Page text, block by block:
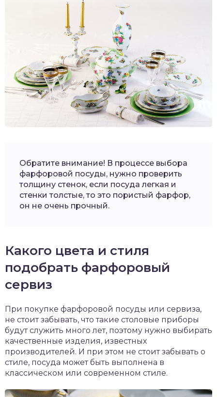
Обратите внимание! В процессе выбора
фарфоровой посуды, нужно проверить
толщину стенок, если посуда легкая и
стенки толстые, то это пористый фарфор,
он не очень прочный.
Какого цвета и стиля
подобрать фарфоровый
сервиз
При покупке фарфоровой посуды или сервиза,
не стоит забывать, что такие столовые приборы
будут служить много лет, поэтому нужно выбирать
качественные изделия, известных
производителей. И при этом не стоит забывать о
стиле, посуда может быть выполнена в
классическом или современном стиле.